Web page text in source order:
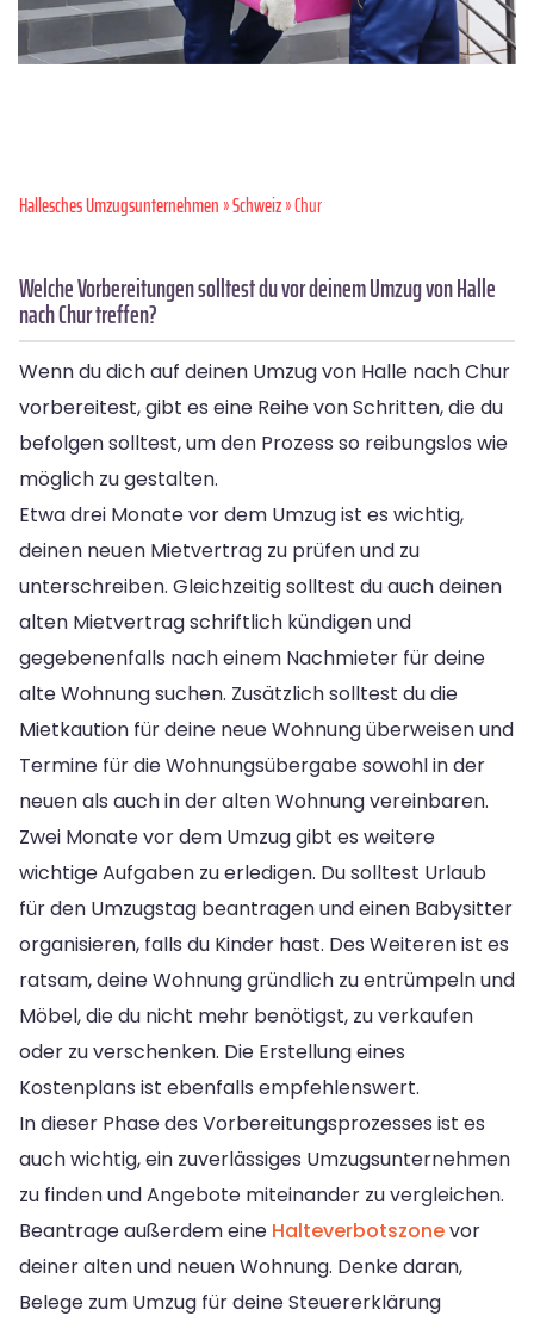
Hallesches Umzugsunternehmen»Schweiz» Chur
Welche Vorbereitungen solltest du vor deinem Umzug von Halle
nach Chur treffen?
Wenn du dich auf deinen Umzug von Halle nach Chur
vorbereitest, gibt es eine Reihe von Schritten, die du
befolgen solltest, um den Prozess so reibungslos wie
möglich zu gestalten.
Etwa drei Monate vor dem Umzug ist es wichtig,
deinen neuen Mietvertrag zu prüfen und zu
unterschreiben. Gleichzeitig solltest du auch deinen
alten Mietvertrag schriftlich kündigen und
gegebenenfalls nach einem Nachmieter für deine
alte Wohnung suchen. Zusätzlich solltest du die
Mietkaution für deine neue Wohnung überweisen und
Termine für die Wohnungsübergabe sowohl in der
neuen als auch in der alten Wohnung vereinbaren.
Zwei Monate vor dem Umzug gibt es weitere
wichtige Aufgaben zu erledigen. Du solltest Urlaub
für den Umzugstag beantragen und einen Babysitter
organisieren, falls du Kinder hast. Des Weiteren ist es
ratsam, deine Wohnung gründlich zu entrümpeln und
Möbel, die du nicht mehr benötigst, zu verkaufen
oder zu verschenken. Die Erstellung eines
Kostenplans ist ebenfalls empfehlenswert.
In dieser Phase des Vorbereitungsprozesses ist es
auch wichtig, ein zuverlässiges Umzugsunternehmen
zu finden und Angebote miteinander zu vergleichen.
Beantrage außerdem eine Halteverbotszonevor
deiner alten und neuen Wohnung. Denke daran,
Belege zum Umzug für deine Steuererklärung